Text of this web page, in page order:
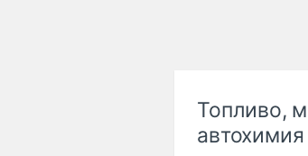
Топливо,
автохимия